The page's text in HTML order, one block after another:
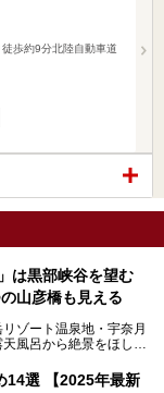
歩約9分北陸自動車道
は黒部峡谷を望む
山彦橋も見える
ゾート温泉地・宇奈月
風呂から絶景をほしい
14選 【2025年最新